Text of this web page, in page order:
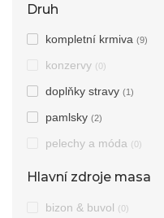
Druh
kompletní krmiva (9)
konzervy (0)
doplňky stravy (1)
pamlsky (2)
pelechy a móda (0)
Hlavní zdroje masa
bizon & buvol (0)